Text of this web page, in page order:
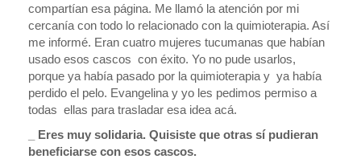
compartían esa página. Me llamó la atención por mi
cercanía con todo lo relacionado con la quimioterapia. Así
me informé. Eran cuatro mujeres tucumanas que habían
usado esos cascos con éxito. Yo no pude usarlos,
porque ya había pasado por la quimioterapia y ya había
perdido el pelo. Evangelina y yo les pedimos permiso a
todas ellas para trasladar esa idea acá.
_ Eres muy solidaria. Quisiste que otras sí pudieran
beneficiarse con esos cascos.